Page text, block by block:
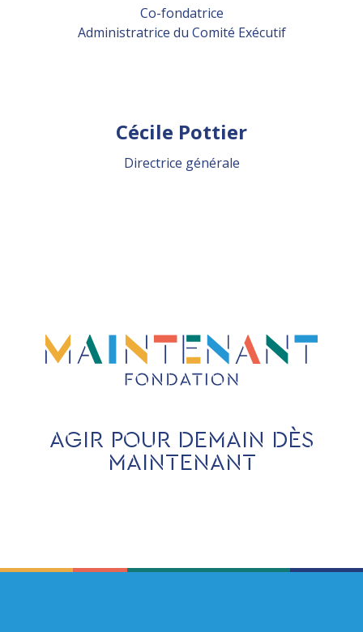
Co-fondatrice
Administratrice du Comité Exécutif
Cécile Pottier
Directrice générale
AGIR POUR DEMAIN DÈS
MAINTENANT